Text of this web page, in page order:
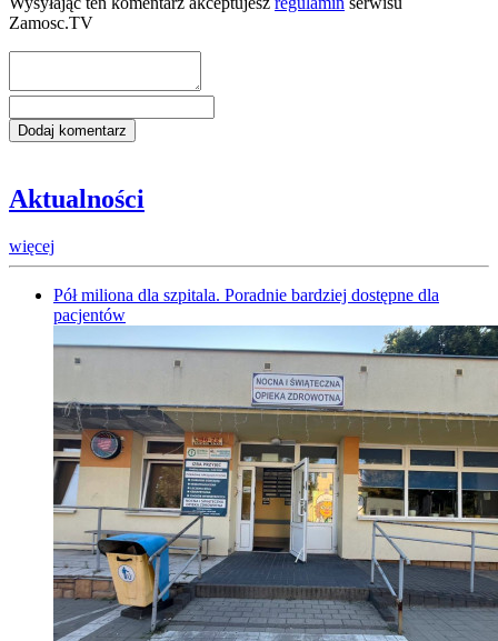
Zamosc.TV
Aktualności
więcej
Pół miliona dla szpitala. Poradnie bardziej dostępne dla
pacjentów